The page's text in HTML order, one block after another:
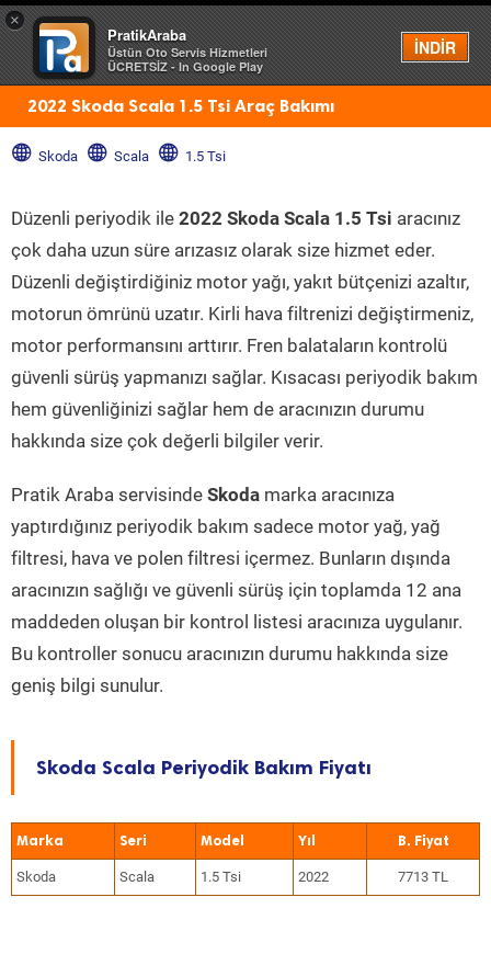
×
PratikAraba
Üstün Oto Servis Hizmetleri
ÜCRETSİZ - In Google Play
İNDİR
Menü
2022 Skoda Scala 1.5 Tsi Araç Bakımı
Skoda Scala 1.5 Tsi
Düzenli periyodik ile 2022 Skoda Scala 1.5 Tsi aracınız
çok daha uzun süre arızasız olarak size hizmet eder.
Düzenli değiştirdiğiniz motor yağı, yakıt bütçenizi azaltır,
motorun ömrünü uzatır. Kirli hava filtrenizi değiştirmeniz,
motor performansını arttırır. Fren balataların kontrolü
güvenli sürüş yapmanızı sağlar. Kısacası periyodik bakım
hem güvenliğinizi sağlar hem de aracınızın durumu
hakkında size çok değerli bilgiler verir.
Pratik Araba servisinde Skoda marka aracınıza
yaptırdığınız periyodik bakım sadece motor yağ, yağ
filtresi, hava ve polen filtresi içermez. Bunların dışında
aracınızın sağlığı ve güvenli sürüş için toplamda 12 ana
maddeden oluşan bir kontrol listesi aracınıza uygulanır.
Bu kontroller sonucu aracınızın durumu hakkında size
geniş bilgi sunulur.
Skoda Scala Periyodik Bakım Fiyatı
Marka Seri Model Yıl
Skoda Scala 1.5 Tsi 2022 7713 TL